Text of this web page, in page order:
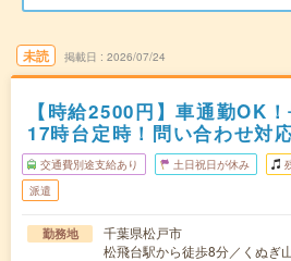
未読 掲載日 2026/07/24
【時給2500円】車通勤OK
17時台定時！問い合わせ対
交通費別途支給あり 土日祝日が休み
派遣
勤務地
千葉県松戸市
松飛台駅から徒歩8分／くぬぎ